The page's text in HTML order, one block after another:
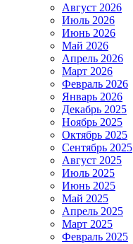
Август 2026
Июль 2026
Июнь 2026
Май 2026
Апрель 2026
Март 2026
Февраль 2026
Январь 2026
Декабрь 2025
Ноябрь 2025
Октябрь 2025
Сентябрь 2025
Август 2025
Июль 2025
Июнь 2025
Май 2025
Апрель 2025
Март 2025
Февраль 2025